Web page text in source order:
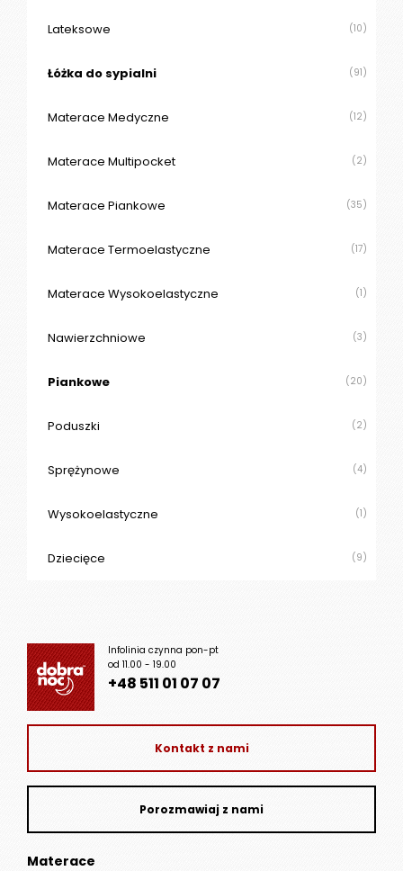
Lateksowe (10)
Łóżka do sypialni (91)
Materace Medyczne (12)
Materace Multipocket (2)
Materace Piankowe (35)
Materace Termoelastyczne (17)
Materace Wysokoelastyczne (1)
Nawierzchniowe (3)
Piankowe (20)
Poduszki (2)
Sprężynowe (4)
Wysokoelastyczne (1)
Dziecięce (9)
Infolinia czynna pon-pt
od 11.00 - 19.00
+48 511 01 07 07
Kontakt z nami
Porozmawiaj z nami
Materace